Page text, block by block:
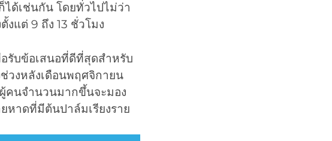
ได้เช่นกัน โดยทั่วไปไม่ว่า
งแต่ 9 ถึง 13 ชั่วโมง
รับข้อเสนอที่ดีที่สุดสำหรับ
วงหลังเดือนพฤศจิกายน
คนจำนวนมากขึ้นจะมอง
หาดที่มีต้นปาล์มเรียงราย